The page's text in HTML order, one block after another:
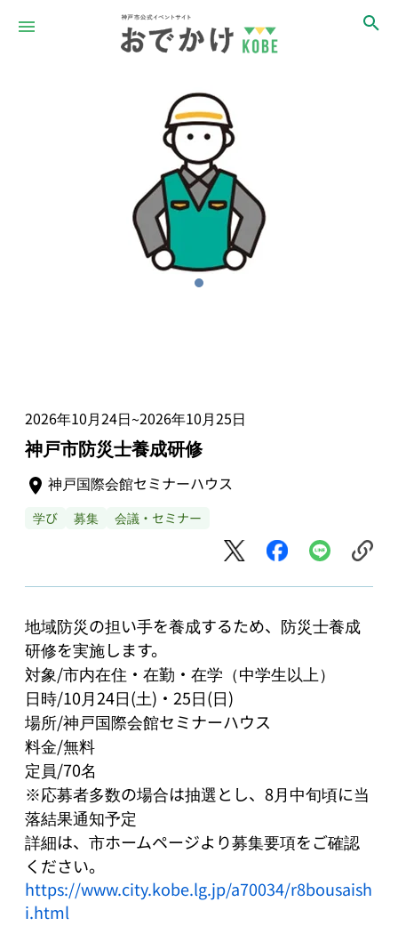
2026年10月24日~2026年10月25日
神戸市防災士養成研修
神戸国際会館セミナーハウス
学び 募集 会議・セミナー
地域防災の担い手を養成するため、防災士養成
研修を実施します。
対象/市内在住・在勤・在学（中学生以上）
日時/10月24日(土)・25日(日)
場所/神戸国際会館セミナーハウス
料金/無料
定員/70名
※応募者多数の場合は抽選とし、8月中旬頃に当
落結果通知予定
詳細は、市ホームページより募集要項をご確認
https://www.city.kobe.lg.jp/a70034/r8bousaish
i.html